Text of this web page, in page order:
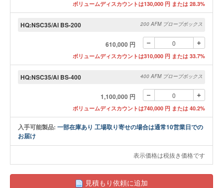
ボリュームディスカウントは130,000 円 または 28.3%
HQ:NSC35/Al BS-200 200 AFM プローブボックス
610,000 円
ボリュームディスカウントは310,000 円 または 33.7%
HQ:NSC35/Al BS-400 400 AFM プローブボックス
1,100,000 円
ボリュームディスカウントは740,000 円 または 40.2%
入手可能製品: 一部在庫あり 工場取り寄せの場合は通常10営業日での
お届け
表示価格は税抜き価格です
見積もり依頼に追加